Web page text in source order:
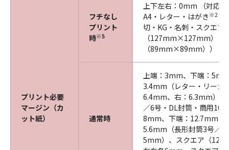
プリント必要
マージン（カ
ット紙）
フチなし
プリント
時※5
上下左右：0mm （対応
A4・レター・はがき ※2
切・KG・名刺・スクエア
（127mm×127mm）・
（89mm×89mm））
通常時
上端：3mm、下端：
3.4mm（レター・リーガ
6.4mm、右：6.3mm）、
／6号・DL封筒・商用10
8mm、下端：12.7mm、
5.6mm（長形封筒3号／4
5mm）、スクエア（